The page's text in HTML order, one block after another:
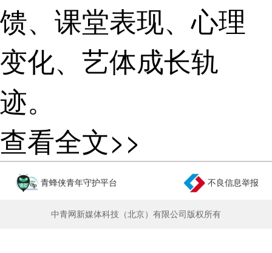
馈、课堂表现、心理
变化、艺体成长轨
迹。
“比如这位小黄同
学，患有轻度口吃，
性格内向，以前课堂
查看全文>>
青蜂侠青年守护平台 不良信息举报
中青网新媒体科技（北京）有限公司版权所有